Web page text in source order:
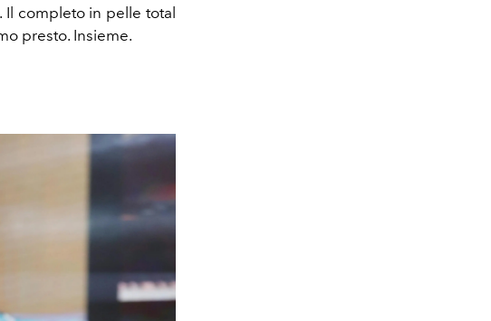
Il completo in pelle total
presto. Insieme.